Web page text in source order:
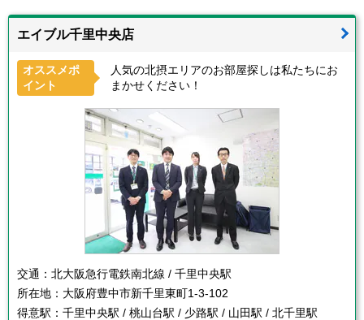
エイブル千里中央店
オススメポ
イント
人気の北摂エリアのお部屋探しは私たちにお
まかせください！
交通： 北大阪急行電鉄南北線 / 千里中央駅
所在地： 大阪府豊中市新千里東町1-3-102
得意駅： 千里中央駅 / 桃山台駅 / 少路駅 / 山田駅 / 北千里駅